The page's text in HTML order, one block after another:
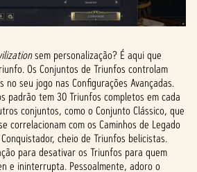
sem personalização? É aqui que
Os Conjuntos de Triunfos controlam
seu jogo nas Configurações Avançadas.
padrão tem 30 Triunfos completos em cada
conjuntos, como o Conjunto Clássico, que
correlacionam com os Caminhos de Legado
cheio de Triunfos belicistas.
para desativar os Triunfos para quem
e ininterrupta. Pessoalmente, adoro o